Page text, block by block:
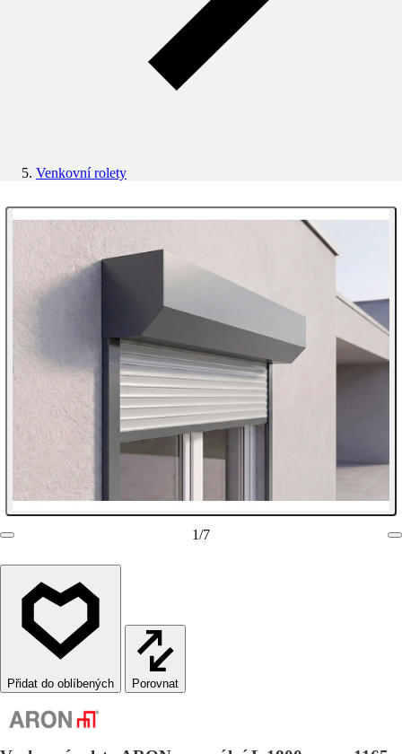
Venkovní rolety
1/7
Porovnat